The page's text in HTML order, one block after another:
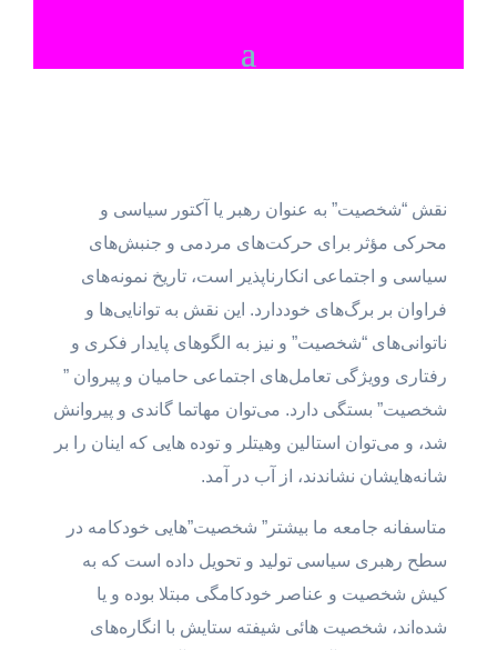
نقش “شخصیت” به عنوان رهبر یا آکتور سیاسی و
محرکی مؤثر برای حرکت‌های مردمی و جنبش‌های
سیاسی و اجتماعی انکارناپذیر است، تاریخ نمونه‌های
فراوان بر برگ‌های خوددارد. این نقش به توانایی‌ها و
ناتوانی‌های “شخصیت” و نیز به الگوهای پایدار فکری و
رفتاری وویژگی تعامل‌های اجتماعی حامیان و پیروان ”
شخصیت” بستگی دارد. می‌توان مهاتما گاندی و پیروانش
شد، و می‌توان استالین وهیتلر و توده هایی که اینان را بر
شانه‌هایشان نشاندند، از آب در آمد.
متاسفانه جامعه ما بیشتر” شخصیت”هایی خودکامه در
سطح رهبری سیاسی تولید و تحویل داده است که به
کیش شخصیت و عناصر خودکامگی مبتلا بوده و یا
شده‌اند، شخصیت هائی شیفته ستایش با انگاره‌های